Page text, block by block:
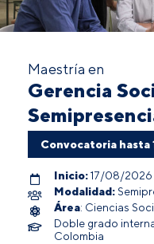
Maestría en
Gerencia
Convocatoria
Inicio:17/08/2026
Modalidad:
Área: Ciencias
Doble grado
Colombia